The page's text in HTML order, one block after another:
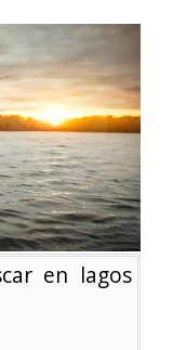
en lagos